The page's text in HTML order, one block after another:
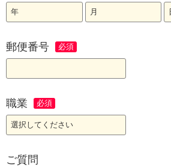
郵便番号
職業
ご質問